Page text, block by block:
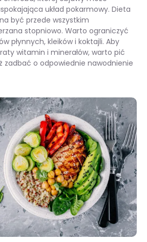
układ pokarmowy. Dieta
być przede wszystkim
stopniowo. Warto ograniczyć
płynnych, kleików i koktajli. Aby
witamin i minerałów, warto pić
zadbać o odpowiednie nawodnienie